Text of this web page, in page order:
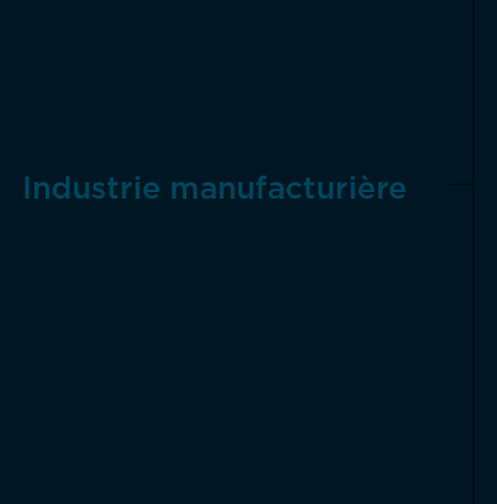
Industrie manufacturière